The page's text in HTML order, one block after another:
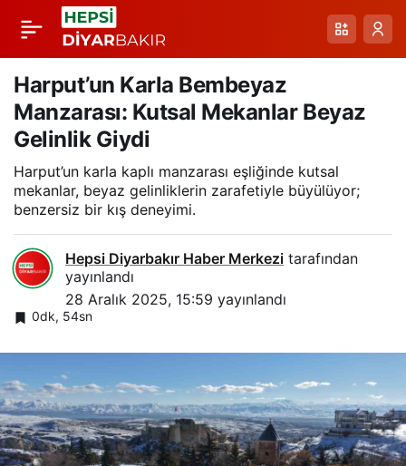
Harput’un Karla Bembeyaz
Manzarası: Kutsal Mekanlar Beyaz
Gelinlik Giydi
Harput’un karla kaplı manzarası eşliğinde kutsal
mekanlar, beyaz gelinliklerin zarafetiyle büyülüyor;
benzersiz bir kış deneyimi.
Hepsi Diyarbakır Haber Merkezi tarafından
yayınlandı
28 Aralık 2025, 15:59 yayınlandı
0dk, 54sn
Ağrı Patnos’ta Kar
Yağışı Ulaştırmayı
Olumsuz Etkiledi:
Tırlar Kısa Süreli
Parsellere Kaldı
Paylaş